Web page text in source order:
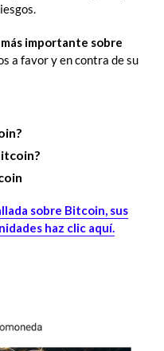
importante sobre
a favor y en contra de su
sobre Bitcoin, sus
haz clic aquí.